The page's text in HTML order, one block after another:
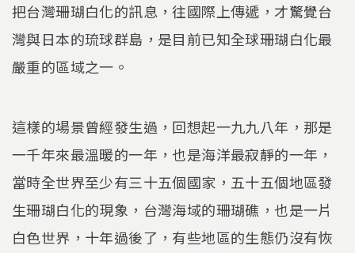
把台灣珊瑚白化的訊息，往國際上傳遞，才驚覺台
灣與日本的琉球群島，是目前已知全球珊瑚白化最
嚴重的區域之一。
這樣的場景曾經發生過，回想起一九九八年，那是
一千年來最溫暖的一年，也是海洋最寂靜的一年，
當時全世界至少有三十五個國家，五十五個地區發
生珊瑚白化的現象，台灣海域的珊瑚礁，也是一片
白色世界，十年過後了，有些地區的生態仍沒有恢